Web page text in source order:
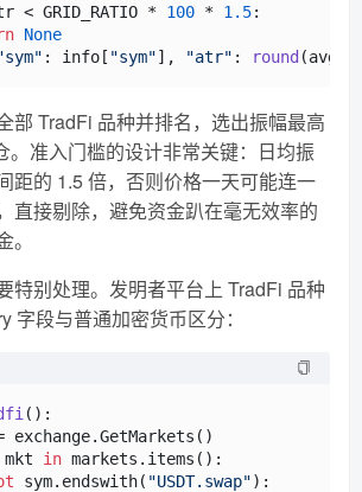
< GRID_RATIO * 100 * 1.5:
None
: info[ "sym"], "atr" : round
部 TradFi 品种并排名，选出振幅最高
。准入门槛的设计非常关键：日均振
距的 1.5 倍，否则价格一天可能连一
直接剔除，避免资金趴在毫无效率的
特别处理。发明者平台上 TradFi 品种
字段与普通加密货币区分：
():
exchange.GetMarkets()
in markets.items():
sym.endswith( "USDT.swap"):